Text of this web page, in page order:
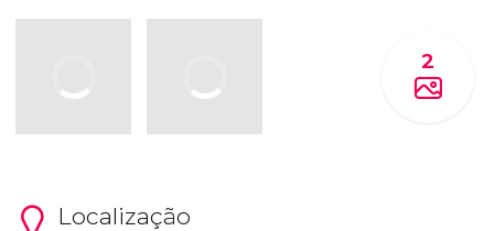
2
Localização